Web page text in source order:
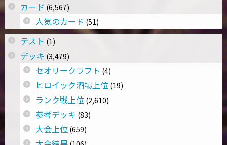
カード (6,567)
人気のカード (51)
テスト (1)
デッキ (3,479)
セオリークラフト (4)
ヒロイック酒場上位 (19)
ランク戦上位 (2,610)
参考デッキ (83)
大会上位 (659)